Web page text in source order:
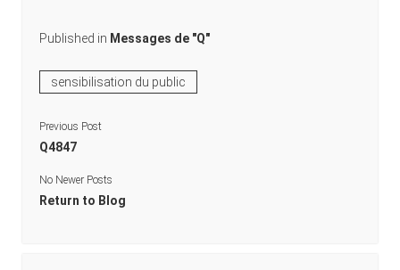
Published in Messages de "Q"
sensibilisation du public
Previous Post
Q4847
No Newer Posts
Return to Blog